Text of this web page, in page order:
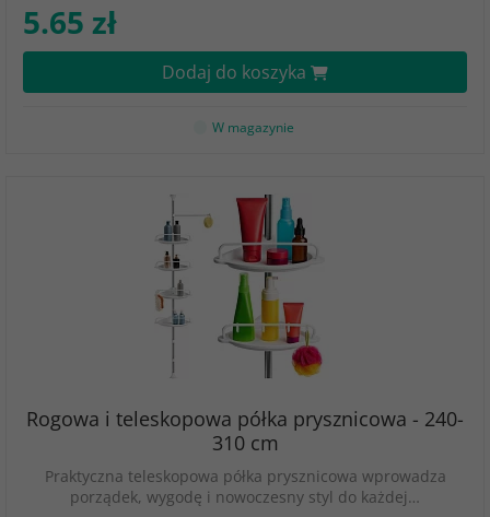
5.65 zł
Dodaj do koszyka
W magazynie
Rogowa i teleskopowa półka prysznicowa - 240-
310 cm
Praktyczna teleskopowa półka prysznicowa wprowadza
porządek, wygodę i nowoczesny styl do każdej…